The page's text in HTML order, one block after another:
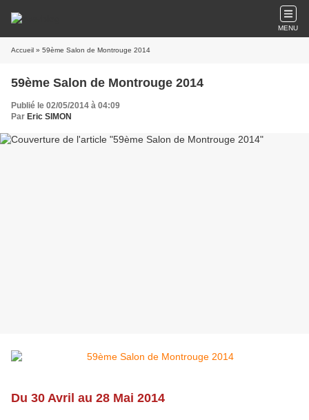
MENU
Accueil » 59ème Salon de Montrouge 2014
59ème Salon de Montrouge 2014
Publié le 02/05/2014 à 04:09
Par Eric SIMON
Du 30 Avril au 28 Mai 2014